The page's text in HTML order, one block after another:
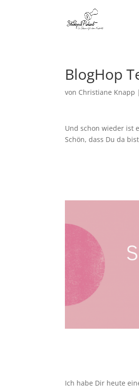
BlogHop
von Christiane Knapp |
Und schon wieder ist
Schön, dass Du da
Ich habe Dir heute